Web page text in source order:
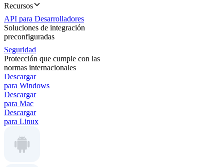
Recursos
API para Desarrolladores
Soluciones de integración
preconfiguradas
Seguridad
Protección que cumple con las
normas internacionales
Descargar
para Windows
Descargar
para Mac
Descargar
para Linux